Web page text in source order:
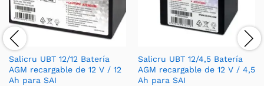
Salicru UBT 12/12 Batería
AGM recargable de 12 V / 12
Ah para SAI
Salicru UBT 12/4,5 Batería
AGM recargable de 12 V / 4,5
Ah para SAI